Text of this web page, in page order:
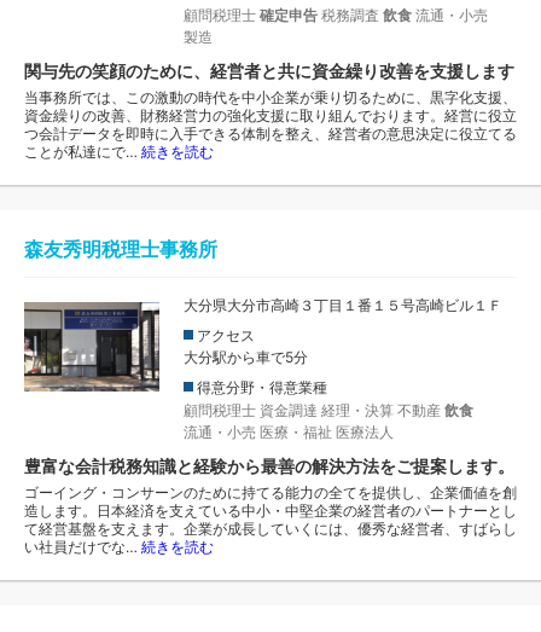
顧問税理士 確定申告 税務調査 飲食 流通・小売
製造
関与先の笑顔のために、経営者と共に資金繰り改善を支援します
当事務所では、この激動の時代を中小企業が乗り切るために、黒字化支援、
資金繰りの改善、財務経営力の強化支援に取り組んでおります。経営に役立
つ会計データを即時に入手できる体制を整え、経営者の意思決定に役立てる
ことが私達にで… 続きを読む
森友秀明税理士事務所
大分県大分市高崎３丁目１番１５号高崎ビル１Ｆ
アクセス
大分駅から車で5分
得意分野・得意業種
顧問税理士 資金調達 経理・決算 不動産 飲食
流通・小売 医療・福祉 医療法人
豊富な会計税務知識と経験から最善の解決方法をご提案します。
ゴーイング・コンサーンのために持てる能力の全てを提供し、企業価値を創
造します。日本経済を支えている中小・中堅企業の経営者のパートナーとし
て経営基盤を支えます。企業が成長していくには、優秀な経営者、すばらし
い社員だけでな… 続きを読む